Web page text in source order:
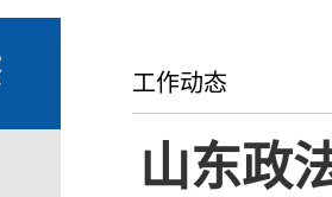
工作动态
山东政